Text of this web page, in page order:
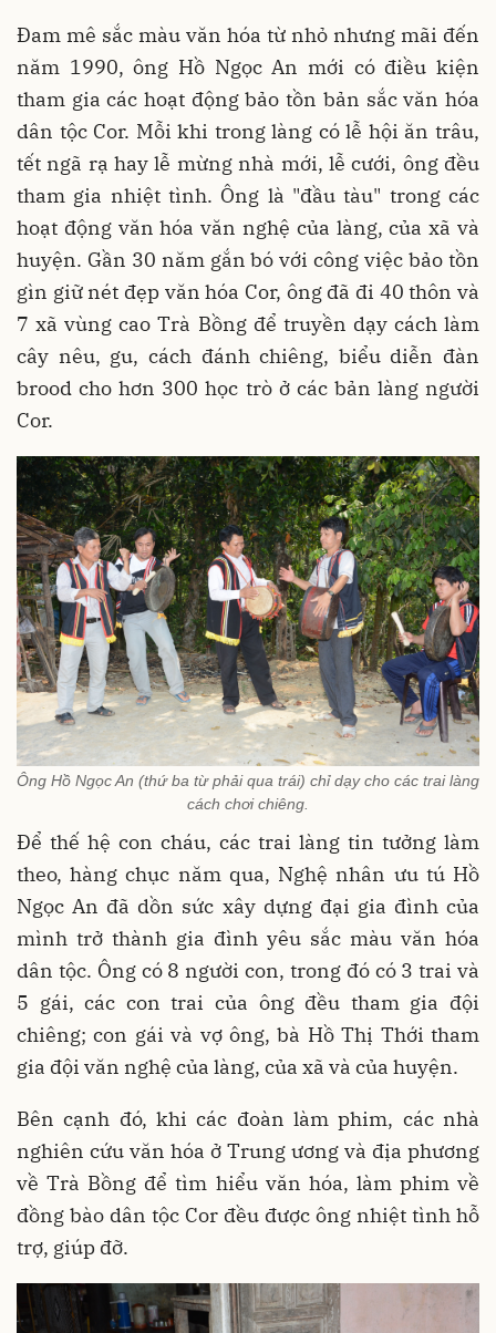
Đam mê sắc màu văn hóa từ nhỏ nhưng mãi đến
năm 1990, ông Hồ Ngọc An mới có điều kiện
tham gia các hoạt động bảo tồn bản sắc văn hóa
dân tộc Cor. Mỗi khi trong làng có lễ hội ăn trâu,
tết ngã rạ hay lễ mừng nhà mới, lễ cưới, ông đều
tham gia nhiệt tình. Ông là "đầu tàu" trong các
hoạt động văn hóa văn nghệ của làng, của xã và
huyện. Gần 30 năm gắn bó với công việc bảo tồn
gìn giữ nét đẹp văn hóa Cor, ông đã đi 40 thôn và
7 xã vùng cao Trà Bồng để truyền dạy cách làm
cây nêu, gu, cách đánh chiêng, biểu diễn đàn
brood cho hơn 300 học trò ở các bản làng người
Cor.
Ông Hồ Ngọc An (thứ ba từ phải qua trái) chỉ dạy cho các trai làng
cách chơi chiêng.
Để thế hệ con cháu, các trai làng tin tưởng làm
theo, hàng chục năm qua, Nghệ nhân ưu tú Hồ
Ngọc An đã dồn sức xây dựng đại gia đình của
mình trở thành gia đình yêu sắc màu văn hóa
dân tộc. Ông có 8 người con, trong đó có 3 trai và
5 gái, các con trai của ông đều tham gia đội
chiêng; con gái và vợ ông, bà Hồ Thị Thới tham
gia đội văn nghệ của làng, của xã và của huyện.
Bên cạnh đó, khi các đoàn làm phim, các nhà
nghiên cứu văn hóa ở Trung ương và địa phương
về Trà Bồng để tìm hiểu văn hóa, làm phim về
đồng bào dân tộc Cor đều được ông nhiệt tình hỗ
trợ, giúp đỡ.